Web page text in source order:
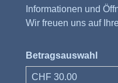
Informationen und
Wir freuen uns auf
Betragsauswahl